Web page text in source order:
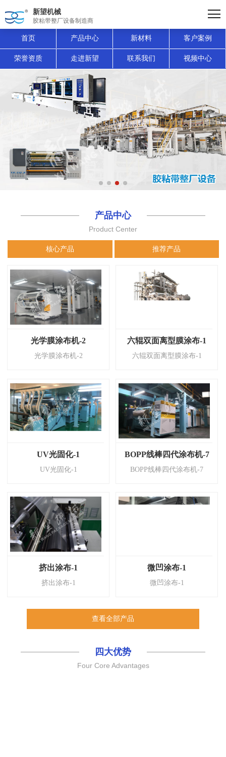
新望机械
胶粘带整厂设备制造商
首页 产品中心 新材料 客户案例
荣誉资质 走进新望 联系我们 视频中心
产品中心
Product Center
核心产品 推荐产品
光学膜涂布机-2
光学膜涂布机-2
六辊双面离型膜涂布-1
六辊双面离型膜涂布-1
UV光固化-1
UV光固化-1
BOPP线棒四代涂布机-7
BOPP线棒四代涂布机-7
挤出涂布-1
挤出涂布-1
微凹涂布-1
微凹涂布-1
查看全部产品
四大优势
Four Core Advantages